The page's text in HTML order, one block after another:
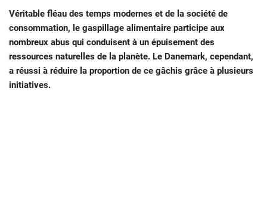
Véritable fléau des temps modernes et de la société de
consommation, le gaspillage alimentaire participe aux
nombreux abus qui conduisent à un épuisement des
ressources naturelles de la planète. Le Danemark, cependant,
a réussi à réduire la proportion de ce gâchis grâce à plusieurs
initiatives.